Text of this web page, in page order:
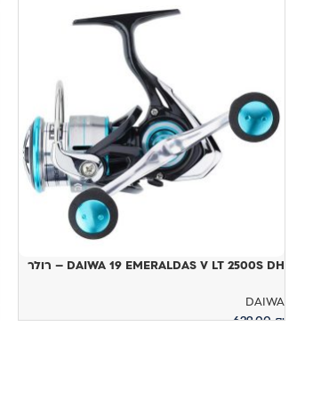
DAIWA 19 EMERALDAS V LT 2500S DH – רולר
DAIWA
629.00₪